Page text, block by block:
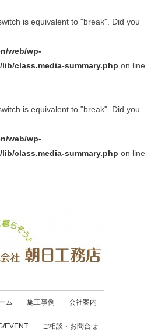
is equivalent to "break". Did you
web/wp-
class.media-summary.php on line
is equivalent to "break". Did you
web/wp-
class.media-summary.php on line
ム 施工事例 会社案内
EVENT ご相談・お問合せ